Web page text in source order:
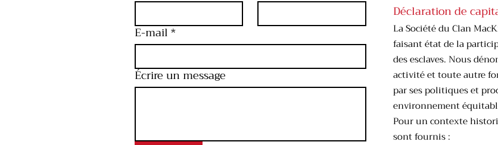
E-mail*
Écrire un message
Déclaration de
La Société du Clan
faisant état de la
des esclaves. Nous
activité et toute autre
par ses politiques et
environnement
Pour un contexte
sont fournis :